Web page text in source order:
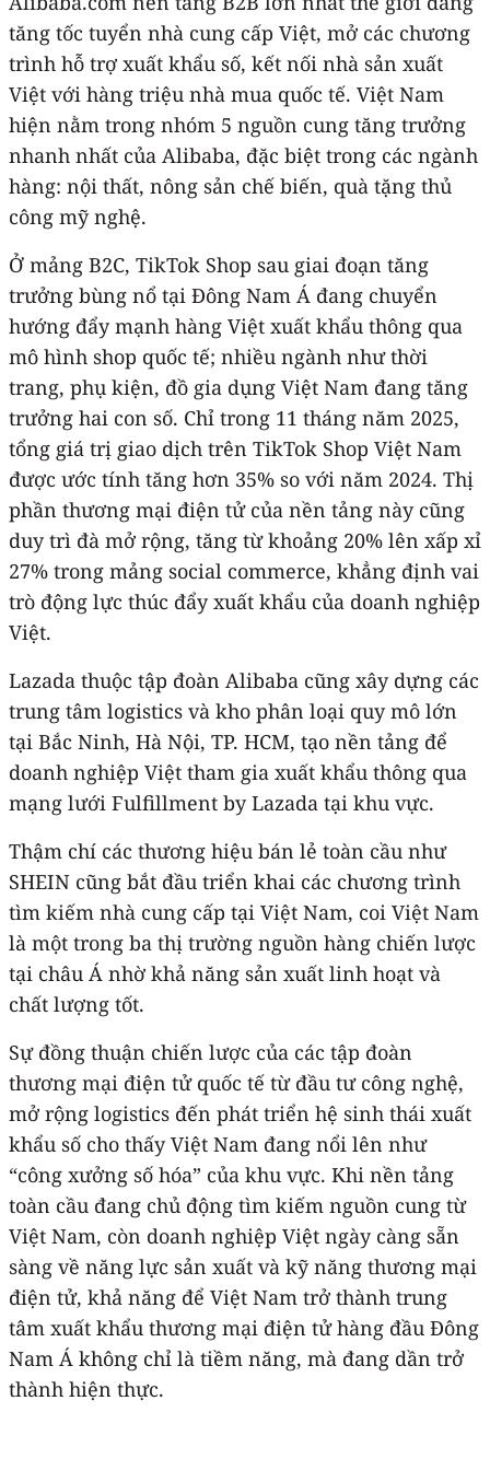
tăng tốc tuyển nhà cung cấp Việt, mở các chương
trình hỗ trợ xuất khẩu số, kết nối nhà sản xuất
Việt với hàng triệu nhà mua quốc tế. Việt Nam
hiện nằm trong nhóm 5 nguồn cung tăng trưởng
nhanh nhất của Alibaba, đặc biệt trong các ngành
hàng: nội thất, nông sản chế biến, quà tặng thủ
công mỹ nghệ.
Ở mảng B2C, TikTok Shop sau giai đoạn tăng
trưởng bùng nổ tại Đông Nam Á đang chuyển
hướng đẩy mạnh hàng Việt xuất khẩu thông qua
mô hình shop quốc tế; nhiều ngành như thời
trang, phụ kiện, đồ gia dụng Việt Nam đang tăng
trưởng hai con số. Chỉ trong 11 tháng năm 2025,
tổng giá trị giao dịch trên TikTok Shop Việt Nam
được ước tính tăng hơn 35% so với năm 2024. Thị
phần thương mại điện tử của nền tảng này cũng
duy trì đà mở rộng, tăng từ khoảng 20% lên xấp xỉ
27% trong mảng social commerce, khẳng định vai
trò động lực thúc đẩy xuất khẩu của doanh nghiệp
Việt.
Lazada thuộc tập đoàn Alibaba cũng xây dựng các
trung tâm logistics và kho phân loại quy mô lớn
tại Bắc Ninh, Hà Nội, TP. HCM, tạo nền tảng để
doanh nghiệp Việt tham gia xuất khẩu thông qua
mạng lưới Fulfillment by Lazada tại khu vực.
Thậm chí các thương hiệu bán lẻ toàn cầu như
SHEIN cũng bắt đầu triển khai các chương trình
tìm kiếm nhà cung cấp tại Việt Nam, coi Việt Nam
là một trong ba thị trường nguồn hàng chiến lược
tại châu Á nhờ khả năng sản xuất linh hoạt và
chất lượng tốt.
Sự đồng thuận chiến lược của các tập đoàn
thương mại điện tử quốc tế từ đầu tư công nghệ,
mở rộng logistics đến phát triển hệ sinh thái xuất
khẩu số cho thấy Việt Nam đang nổi lên như
“công xưởng số hóa” của khu vực. Khi nền tảng
toàn cầu đang chủ động tìm kiếm nguồn cung từ
Việt Nam, còn doanh nghiệp Việt ngày càng sẵn
sàng về năng lực sản xuất và kỹ năng thương mại
điện tử, khả năng để Việt Nam trở thành trung
tâm xuất khẩu thương mại điện tử hàng đầu Đông
Nam Á không chỉ là tiềm năng, mà đang dần trở
thành hiện thực.